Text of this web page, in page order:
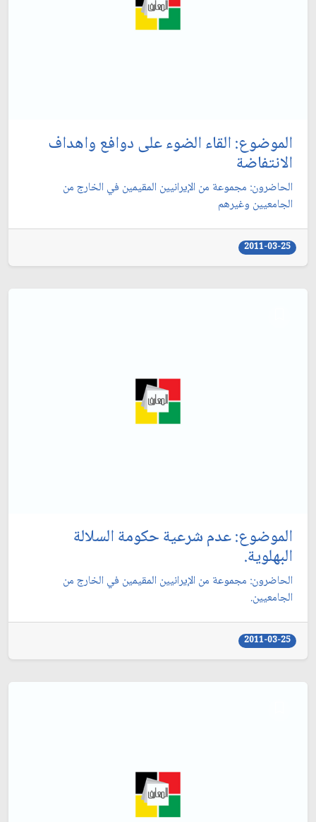
الموضوع: القاء الضوء على دوافع واهداف
الانتفاضة
الحاضرون: مجموعة من الإيرانيين المقيمين في الخارج من
الجامعيين وغيرهم‏
2011-03-25
الموضوع: عدم شرعية حكومة السلالة
البهلوية.
الحاضرون: مجموعة من الإيرانيين المقيمين في الخارج من
الجامعيين.
2011-03-25